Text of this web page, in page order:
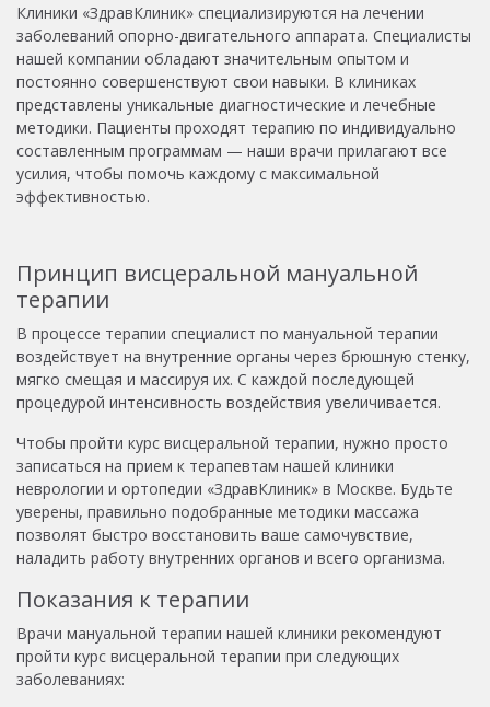
Клиники «ЗдравКлиник» специализируются на лечении
заболеваний опорно-двигательного аппарата. Специалисты
нашей компании обладают значительным опытом и
постоянно совершенствуют свои навыки. В клиниках
представлены уникальные диагностические и лечебные
методики. Пациенты проходят терапию по индивидуально
составленным программам — наши врачи прилагают все
усилия, чтобы помочь каждому с максимальной
эффективностью.
Принцип висцеральной мануальной
терапии
В процессе терапии специалист по мануальной терапии
воздействует на внутренние органы через брюшную стенку,
мягко смещая и массируя их. С каждой последующей
процедурой интенсивность воздействия увеличивается.
Чтобы пройти курс висцеральной терапии, нужно просто
записаться на прием к терапевтам нашей клиники
неврологии и ортопедии «ЗдравКлиник» в Москве. Будьте
уверены, правильно подобранные методики массажа
позволят быстро восстановить ваше самочувствие,
наладить работу внутренних органов и всего организма.
Показания к терапии
Врачи мануальной терапии нашей клиники рекомендуют
пройти курс висцеральной терапии при следующих
заболеваниях: